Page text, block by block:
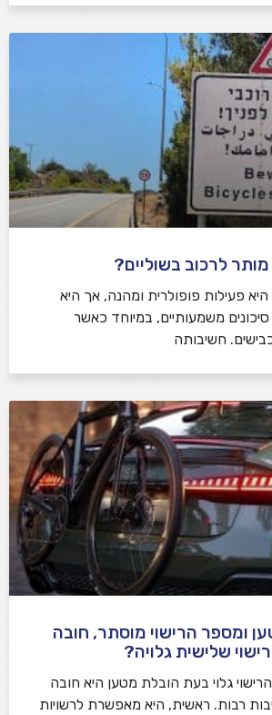
לרכוב בשוליים?
היא פעילות פופולרית ומהנה, אך היא
משמעותיים, במיוחד כאשר
חשיבותה
ומספר הרישוי מוסתר, חובה
שלישית גלויה?
גלוי בעת הובלת מטען היא חובה
רבות. ראשית, היא מאפשרת לרשויות